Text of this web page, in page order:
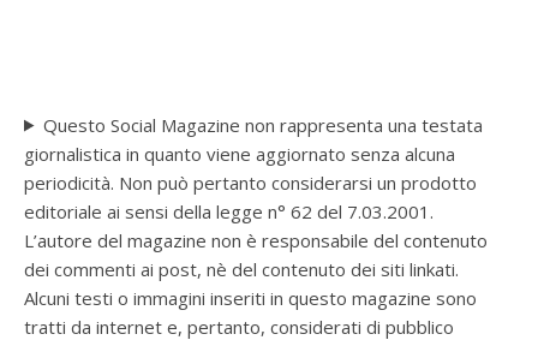
Questo Social Magazine non rappresenta una testata
giornalistica in quanto viene aggiornato senza alcuna
periodicità. Non può pertanto considerarsi un prodotto
editoriale ai sensi della legge n° 62 del 7.03.2001.
L’autore del magazine non è responsabile del contenuto
dei commenti ai post, nè del contenuto dei siti linkati.
Alcuni testi o immagini inseriti in questo magazine sono
tratti da internet e, pertanto, considerati di pubblico